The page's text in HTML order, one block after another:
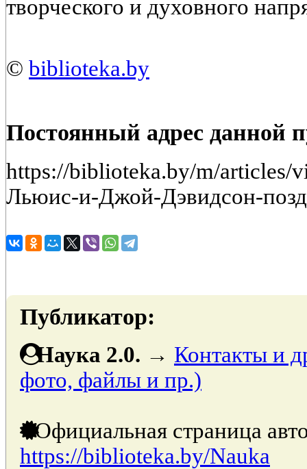
творческого и духовного
© biblioteka.by
Постоянный адрес данной
https://biblioteka.by/m/articles/
Льюис-и-Джой-Дэвидсон-
Публикатор:
Наука 2.0. → Контакты и
фото, файлы и пр.)
Официальная страница
https://biblioteka.by/Nauka